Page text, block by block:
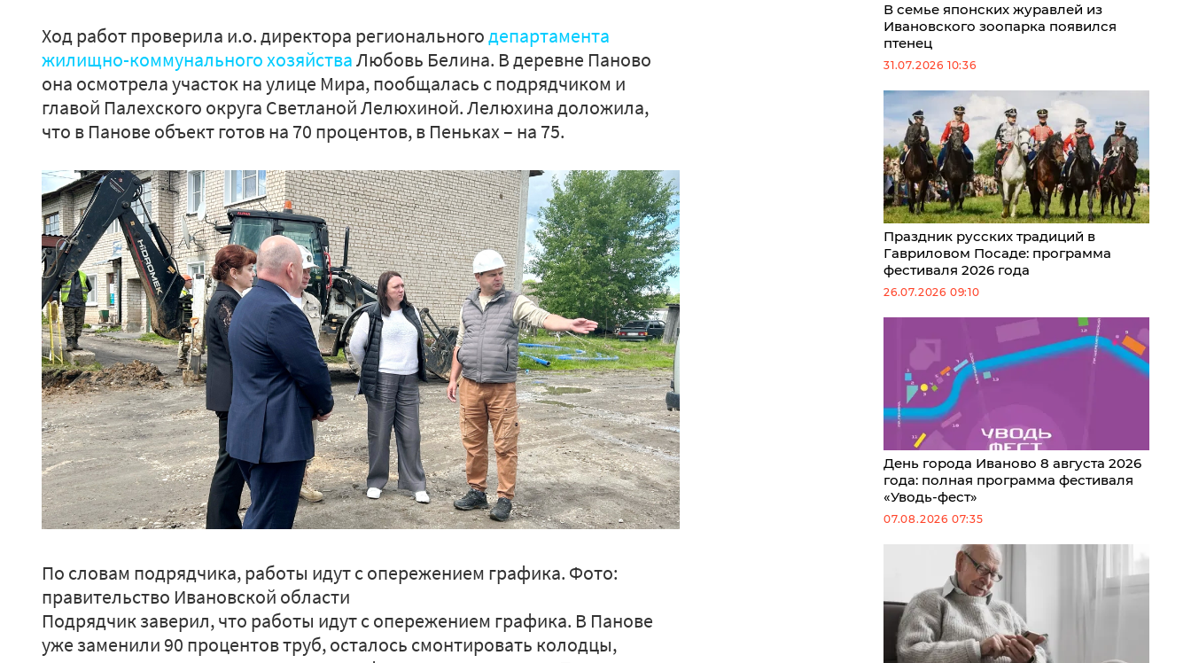
Ход работ проверила и.о. директора региональногодепартамента
жилищно-коммунального хозяйстваЛюбовь Белина. В деревне Паново
она осмотрела участок на улице Мира, пообщалась с подрядчиком и
главой Палехского округа Светланой Лелюхиной. Лелюхина доложила,
что в Панове объект готов на 70 процентов, в Пеньках – на 75.
По словам подрядчика, работы идут с опережением графика. Фото:
правительство Ивановской области
Подрядчик заверил, что работы идут с опережением графика. В Панове
уже заменили 90 процентов труб, осталось смонтировать колодцы,
В семье японских журавлей из
Ивановского зоопарка появился
птенец
31.07.2026 10:36
Праздник русских традиций в
Гавриловом Посаде: программа
фестиваля 2026 года
26.07.2026 09:10
День города Иваново 8 августа 2026
года: полная программа фестиваля
«Уводь-фест»
07.08.2026 07:35